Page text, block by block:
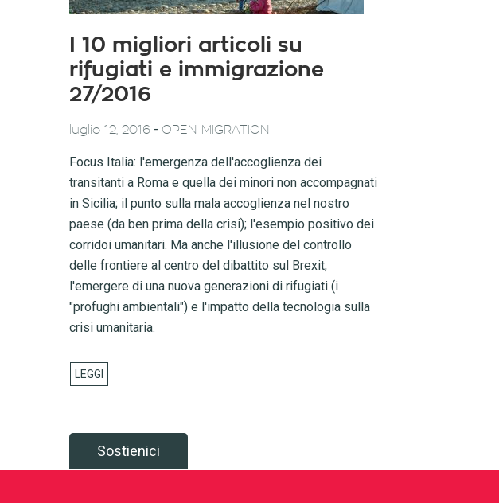
I 10 migliori articoli su
rifugiati e immigrazione
27/2016
luglio 12, 2016 - OPEN MIGRATION
Focus Italia: l'emergenza dell'accoglienza dei
transitanti a Roma e quella dei minori non accompagnati
in Sicilia; il punto sulla mala accoglienza nel nostro
paese (da ben prima della crisi); l'esempio positivo dei
corridoi umanitari. Ma anche l'illusione del controllo
delle frontiere al centro del dibattito sul Brexit,
l'emergere di una nuova generazioni di rifugiati (i
"profughi ambientali") e l'impatto della tecnologia sulla
crisi umanitaria.
Sostienici